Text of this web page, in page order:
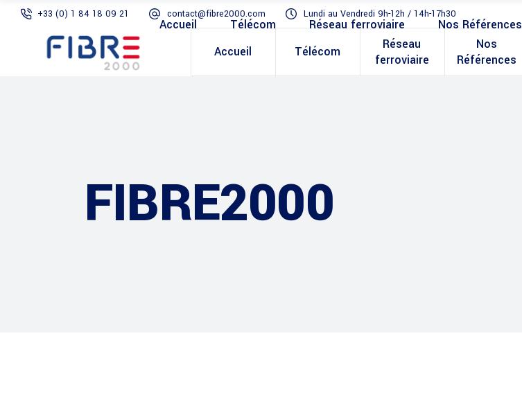
+33 (0) 1 84 18 09 21 contact@fibre2000.com Lundi au Vendredi 9h-12h / 14h-17h30
Accueil Télécom
Réseau
ferroviaire
Nos
Références
Accueil Télécom Réseau ferroviaire Nos Références
FIBRE2000